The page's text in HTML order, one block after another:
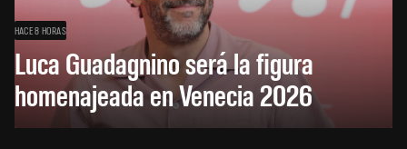
HACE 8 HORAS
Luca Guadagnino será la figura
homenajeada en Venecia 2026